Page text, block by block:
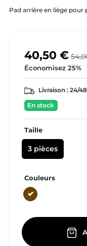
Pad arrière en liège pour
40,50 €
Économisez 25%
Livraison : 24/
En stock
Taille
3 pièces
Couleurs
Marron